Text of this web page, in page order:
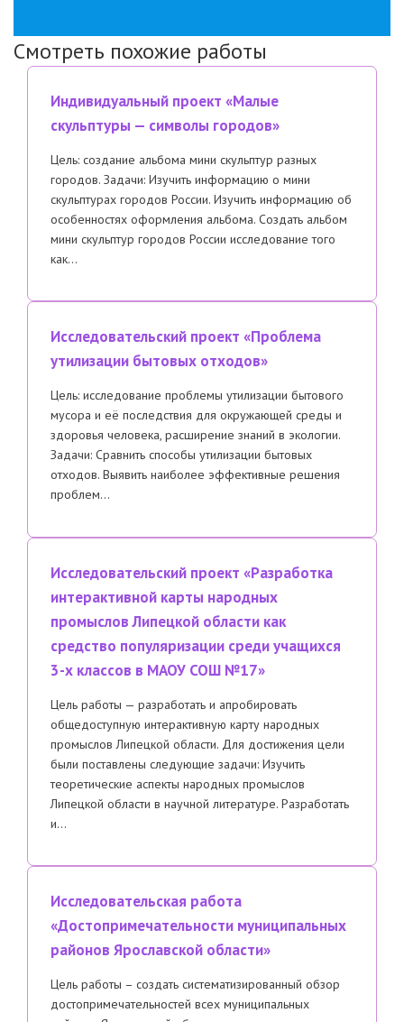
Смотреть похожие работы
Индивидуальный проект «Малые
скульптуры — символы городов»
Цель: создание альбома мини скульптур разных
городов. Задачи: Изучить информацию о мини
скульптурах городов России. Изучить информацию об
особенностях оформления альбома. Создать альбом
мини скульптур городов России исследование того
как…
Исследовательский проект «Проблема
утилизации бытовых отходов»
Цель: исследование проблемы утилизации бытового
мусора и её последствия для окружающей среды и
здоровья человека, расширение знаний в экологии.
Задачи: Сравнить способы утилизации бытовых
отходов. Выявить наиболее эффективные решения
проблем…
Исследовательский проект «Разработка
интерактивной карты народных
промыслов Липецкой области как
средство популяризации среди учащихся
3-х классов в МАОУ СОШ №17»
Цель работы — разработать и апробировать
общедоступную интерактивную карту народных
промыслов Липецкой области. Для достижения цели
были поставлены следующие задачи: Изучить
теоретические аспекты народных промыслов
Липецкой области в научной литературе. Разработать
и…
Исследовательская работа
«Достопримечательности муниципальных
районов Ярославской области»
Цель работы – создать систематизированный обзор
достопримечательностей всех муниципальных